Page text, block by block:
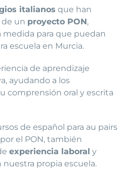
italianos que han
un proyecto PON,
medida para que puedan
escuela en Murcia.
de aprendizaje
ayudando a los
comprensión oral y escrita
de español para au pairs
el PON, también
experiencia laboral y
nuestra propia escuela.